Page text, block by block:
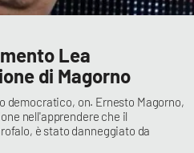
Lea
di Magorno
democratico, on. Ernesto Magorno,
nell'apprendere che il
è stato danneggiato da